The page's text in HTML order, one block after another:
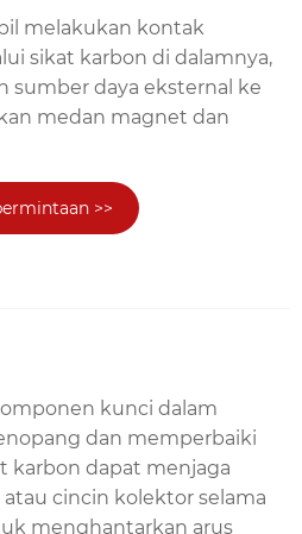
melakukan kontak
sikat karbon di dalamnya,
sumber daya eksternal ke
medan magnet dan
>>
kunci dalam
dan memperbaiki
karbon dapat menjaga
cincin kolektor selama
menghantarkan arus